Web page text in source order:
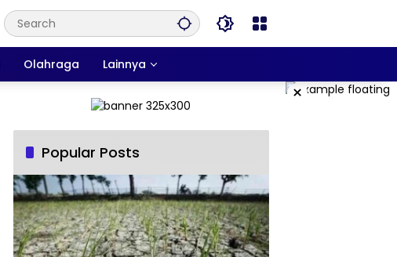
Olahraga Lainnya
×
Popular Posts